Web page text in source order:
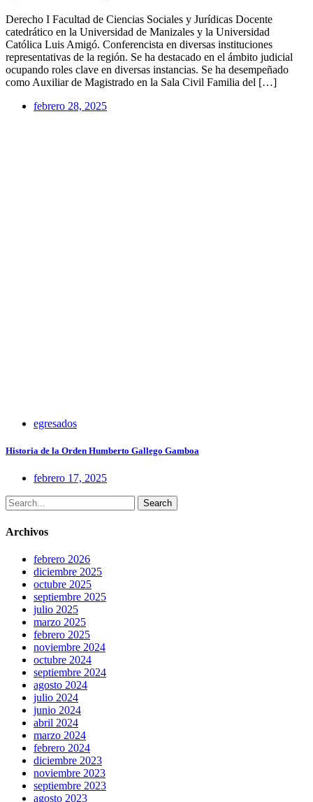
Derecho I Facultad de Ciencias Sociales y Jurídicas Docente
catedrático en la Universidad de Manizales y la Universidad
Católica Luis Amigó. Conferencista en diversas instituciones
representativas de la región. Se ha destacado en el ámbito judicial
ocupando roles clave en diversas instancias. Se ha desempeñado
como Auxiliar de Magistrado en la Sala Civil Familia del […]
febrero 28, 2025
egresados
Historia de la Orden Humberto Gallego Gamboa
febrero 17, 2025
Search
Archivos
febrero 2026
diciembre 2025
octubre 2025
septiembre 2025
julio 2025
marzo 2025
febrero 2025
noviembre 2024
octubre 2024
septiembre 2024
agosto 2024
julio 2024
junio 2024
abril 2024
marzo 2024
febrero 2024
diciembre 2023
noviembre 2023
septiembre 2023
agosto 2023